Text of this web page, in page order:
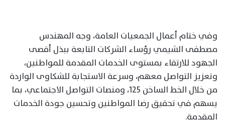
وفي ختام أعمال الجمعيات العامة، وجه المهندس
مصطفى الشيمي رؤساء الشركات التابعة ببذل أقصى
الجهود للارتقاء بمستوى الخدمات المقدمة للمواطنين،
وتعزيز التواصل معهم، وسرعة الاستجابة للشكاوى الواردة
من خلال الخط الساخن 125، ومنصات التواصل الاجتماعي، بما
يسهم في تحقيق رضا المواطنين وتحسين جودة الخدمات
المقدمة.